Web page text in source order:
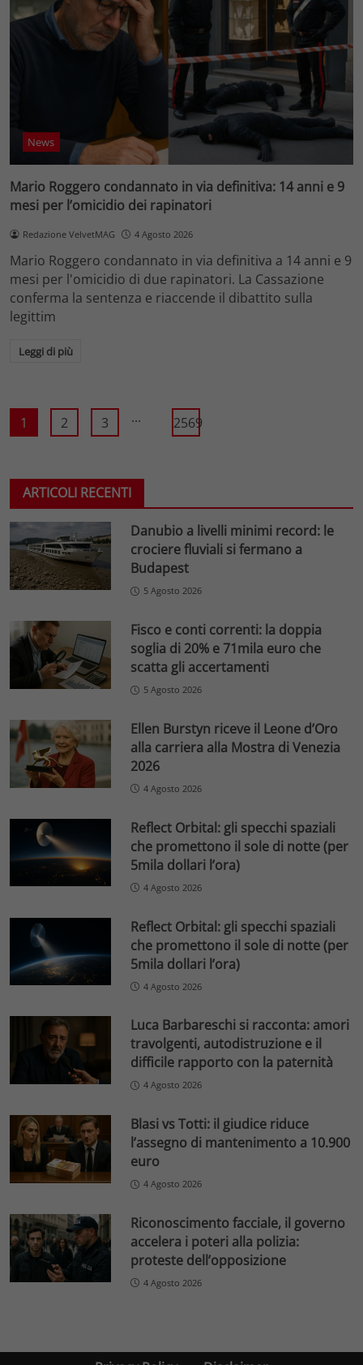
News
Mario Roggero condannato in via definitiva: 14 anni e 9
mesi per l’omicidio dei rapinatori
Redazione VelvetMAG 4 Agosto 2026
Mario Roggero condannato in via definitiva a 14 anni e 9
mesi per l'omicidio di due rapinatori. La Cassazione
conferma la sentenza e riaccende il dibattito sulla
legittim
Leggi di più
1 2 3 ... 2569
ARTICOLI RECENTI
Danubio a livelli minimi record: le
crociere fluviali si fermano a
Budapest
5 Agosto 2026
Fisco e conti correnti: la doppia
soglia di 20% e 71mila euro che
scatta gli accertamenti
5 Agosto 2026
Ellen Burstyn riceve il Leone d’Oro
alla carriera alla Mostra di Venezia
2026
4 Agosto 2026
Reflect Orbital: gli specchi spaziali
che promettono il sole di notte (per
5mila dollari l’ora)
4 Agosto 2026
Reflect Orbital: gli specchi spaziali
che promettono il sole di notte (per
5mila dollari l’ora)
4 Agosto 2026
Luca Barbareschi si racconta: amori
travolgenti, autodistruzione e il
difficile rapporto con la paternità
4 Agosto 2026
Blasi vs Totti: il giudice riduce
l’assegno di mantenimento a 10.900
euro
4 Agosto 2026
Riconoscimento facciale, il governo
accelera i poteri alla polizia:
proteste dell’opposizione
4 Agosto 2026